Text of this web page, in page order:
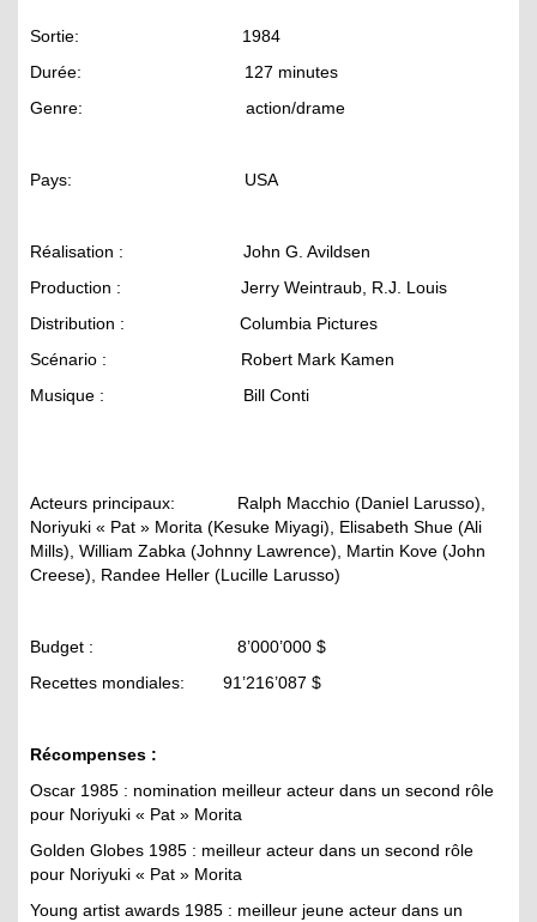
Sortie: 1984
Durée: 127 minutes
Genre: action/drame
Pays: USA
Réalisation : John G. Avildsen
Production : Jerry Weintraub, R.J. Louis
Distribution : Columbia Pictures
Scénario : Robert Mark Kamen
Musique : Bill Conti
Acteurs principaux: Ralph Macchio (Daniel Larusso),
Noriyuki « Pat » Morita (Kesuke Miyagi), Elisabeth Shue (Ali
Mills), William Zabka (Johnny Lawrence), Martin Kove (John
Creese), Randee Heller (Lucille Larusso)
Budget : 8’000’000 $
Recettes mondiales: 91’216’087 $
Récompenses :
Oscar 1985 : nomination meilleur acteur dans un second rôle
pour Noriyuki « Pat » Morita
Golden Globes 1985 : meilleur acteur dans un second rôle
pour Noriyuki « Pat » Morita
Young artist awards 1985 : meilleur jeune acteur dans un